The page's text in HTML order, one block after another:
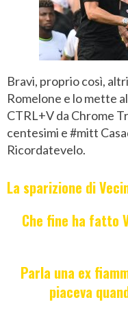
Bravi, proprio così,
Romelone e lo mette
CTRL+V da Chrome
centesimi e #mitt
Ricordatevelo.
La sparizione di
Che fine ha fatto
Parla una ex
piaceva